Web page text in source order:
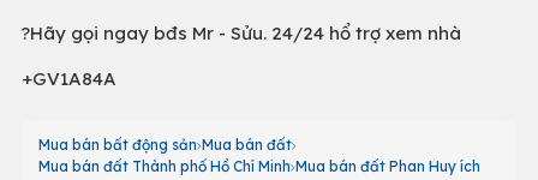
?Hãy gọi ngay bđs Mr - Sửu. 24/24 hổ trợ xem nhà
+GV1A84A
Mua bán bất động sản Mua bán đất
Mua bán đất Thành phố Hồ Chí Minh Mua bán đất Phan Huy ích